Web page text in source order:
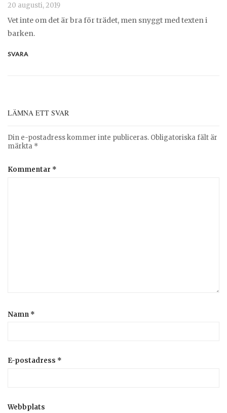
20 augusti, 2019
Vet inte om det är bra för trädet, men snyggt med texten i
barken.
SVARA
LÄMNA ETT SVAR
Din e-postadress kommer inte publiceras. Obligatoriska fält är
märkta *
Kommentar *
Namn *
E-postadress *
Webbplats